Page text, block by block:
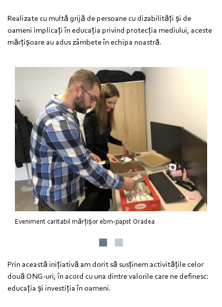
Realizate cu multă grijă de persoane cu dizabilități și de
oameni implicați în educația privind protecția mediului, aceste
mărțișoare au adus zâmbete în echipa noastră.
Eveniment caritabil mărțișor ebm-papst Oradea
Prin această inițiativă am dorit să susținem activitățile celor
două ONG-uri, în acord cu una dintre valorile care ne definesc:
educația și investiția în oameni.